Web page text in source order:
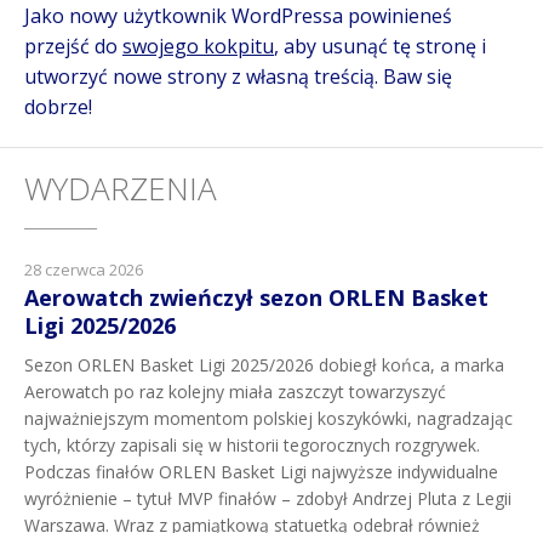
Jako nowy użytkownik WordPressa powinieneś
przejść do swojego kokpitu, aby usunąć tę stronę i
utworzyć nowe strony z własną treścią. Baw się
dobrze!
WYDARZENIA
28 czerwca 2026
Aerowatch zwieńczył sezon ORLEN Basket
Ligi 2025/2026
Sezon ORLEN Basket Ligi 2025/2026 dobiegł końca, a marka
Aerowatch po raz kolejny miała zaszczyt towarzyszyć
najważniejszym momentom polskiej koszykówki, nagradzając
tych, którzy zapisali się w historii tegorocznych rozgrywek.
Podczas finałów ORLEN Basket Ligi najwyższe indywidualne
wyróżnienie – tytuł MVP finałów – zdobył Andrzej Pluta z Legii
Warszawa. Wraz z pamiątkową statuetką odebrał również